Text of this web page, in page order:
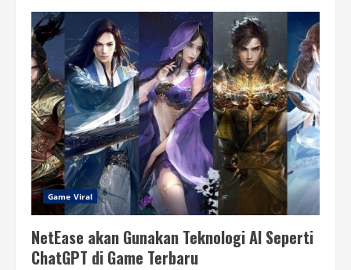
Dia
Mobile
Game
Terbaru
yang
Bikin
Kamu
Rugi
Kalau
Gak
Dicobain
Game Viral
NetEase akan Gunakan Teknologi AI Seperti
ChatGPT di Game Terbaru